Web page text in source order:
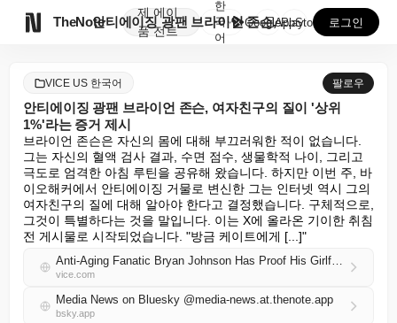
TheNote
제
품
에이
전트
안티에이징 광팬 브라이언 존슨, 여자친구의 질이 '상위...
한
국
어
GooglePlay
AppStore 로그인
VICE US 한국어 팔로우
안티에이징 광팬 브라이언 존슨, 여자친구의 질이 '상위
1%'라는 증거 제시
브라이언 존슨은 자신의 몸에 대해 부끄러워한 적이 없습니다.
그는 자신의 혈액 검사 결과, 수면 점수, 생물학적 나이, 그리고
극도로 엄격한 아침 루틴을 공유해 왔습니다. 하지만 이번 주, 바
이오해커에서 안티에이징 거물로 변신한 그는 인터넷 역시 그의
여자친구의 질에 대해 알아야 한다고 결정했습니다. 구체적으로,
그것이 특별하다는 것을 말입니다. 이는 X에 올라온 기이한 취침
전 게시물로 시작되었습니다. "방금 케이트에게 [...]"
Anti-Aging Fanatic Bryan Johnson Has Proof His Girlfriend’s Vagina Is ‘Top 1%’
vice.com
Media News on Bluesky @media-news.at.thenote.app
bsky.app